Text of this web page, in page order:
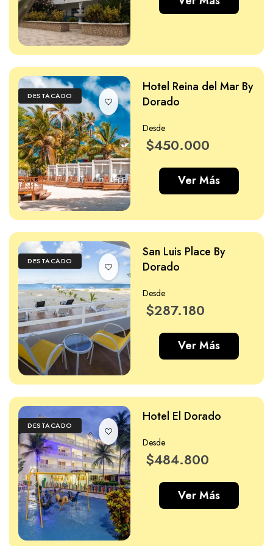
DESTACADO
Hotel Reina del Mar By
Dorado
Desde
$450.000
Ver Más
DESTACADO
San Luis Place By
Dorado
Desde
$287.180
Ver Más
DESTACADO
Hotel El Dorado
Desde
$484.800
Ver Más